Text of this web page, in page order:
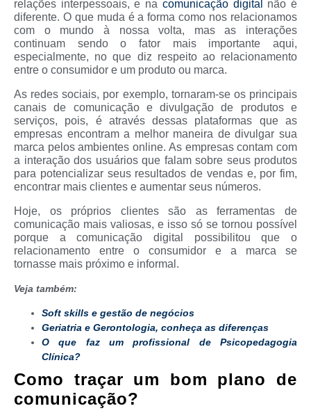
relações interpessoais, e na comunicação digital
não é
diferente. O que muda é a forma como nos relacionamos
com o mundo à nossa volta, mas as interações
continuam sendo o fator mais importante aqui,
especialmente, no que diz respeito ao relacionamento
entre o consumidor e um produto ou marca.
As redes sociais, por exemplo, tornaram-se os principais
canais de comunicação e divulgação de produtos e
serviços, pois, é através dessas plataformas que as
empresas encontram a melhor maneira de divulgar sua
marca pelos ambientes online. As empresas contam com
a interação dos usuários que falam sobre seus produtos
para potencializar seus resultados de vendas e, por fim,
encontrar mais clientes e aumentar seus números.
Hoje, os próprios clientes são as ferramentas de
comunicação mais valiosas, e isso só se tornou possível
porque a comunicação digital possibilitou que o
relacionamento entre o consumidor e a marca se
tornasse mais próximo e informal.
Veja também:
Soft skills e gestão de negócios
Geriatria e Gerontologia, conheça as diferenças
O que faz um profissional de Psicopedagogia
Clínica?
Como traçar um bom plano de
comunicação?